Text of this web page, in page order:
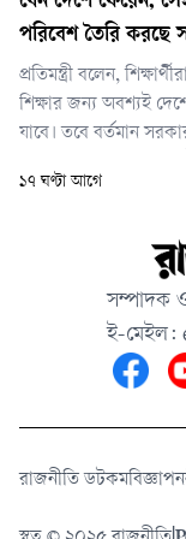
তথ্যের ভিত্তিতে এবং
পরিবেশ তৈরি করছে
প্রতিমন্ত্রী বলেন,
শিক্ষার জন্য অবশ্যই
যাবে। তবে বর্তমান
যেখানে দেশের
১৭ ঘণ্টা আগে
সম্পাদক
ই-মেইল:
রাজনীতি ডটকমবিজ্ঞাপন